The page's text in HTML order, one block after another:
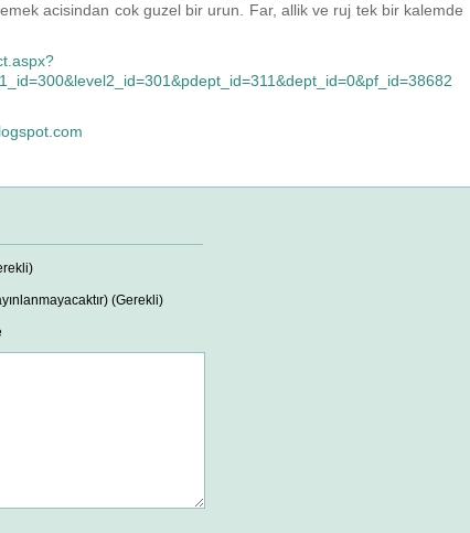
acisindan cok guzel bir urun. Far, allik ve ruj tek bir kalemde
(Gerekli)